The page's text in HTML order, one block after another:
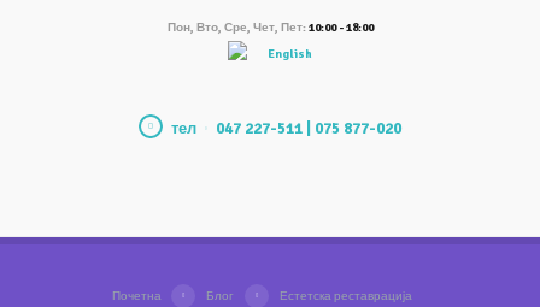
Пон, Вто, Сре, Чет, Пет:10:00 - 18:00
English
тел 047 227-511 | 075 877-020
Почетна Блог Естетска реставрација